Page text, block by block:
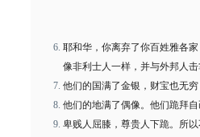
耶和华，你离弃了你百姓雅各
像非利士人一样，并与外邦人击
他们的国满了金银，财宝也无
他们的地满了偶像。他们跪拜
卑贱人屈膝，尊贵人下跪。所以